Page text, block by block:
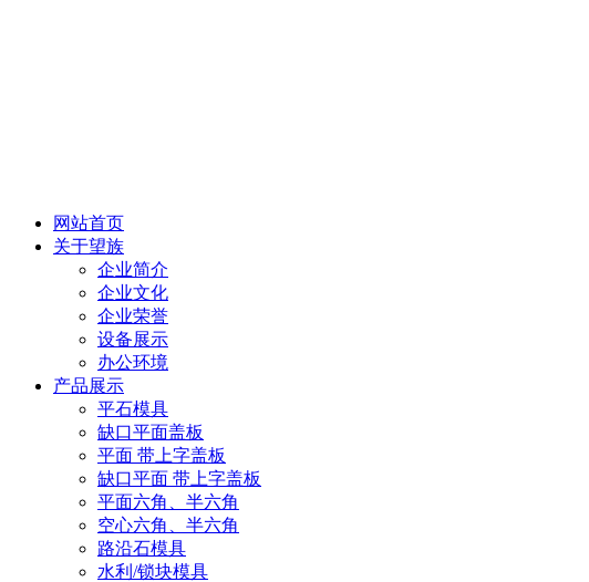
网站首页
关于望族
企业简介
企业文化
企业荣誉
设备展示
办公环境
产品展示
平石模具
缺口平面盖板
平面 带上字盖板
缺口平面 带上字盖板
平面六角、半六角
空心六角、半六角
路沿石模具
水利/锁块模具